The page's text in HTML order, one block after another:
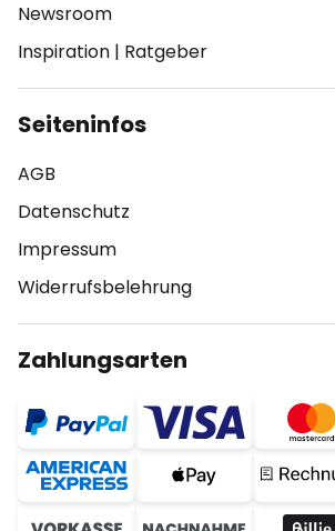
Newsroom
Inspiration | Ratgeber
Seiteninfos
AGB
Datenschutz
Impressum
Widerrufsbelehrung
Zahlungsarten